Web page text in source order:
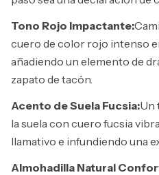
Tono Rojo Impactante:
cuero de color rojo intenso
añadiendo un elemento de
zapato de tacón.
Acento de Suela Fucsia:Un
la suela con cuero fucsia
llamativo e infundiendo una
Almohadilla Natural